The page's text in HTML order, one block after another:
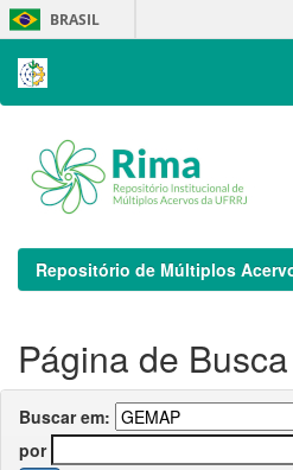
Skip
navigation
BRASIL
Repositório de Múltiplos
Página de Busca
Buscar em:
por